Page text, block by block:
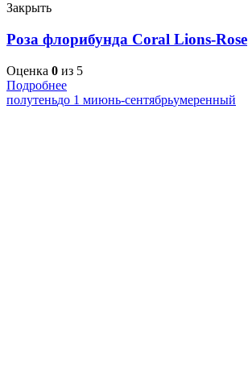
Закрыть
Роза флорибунда Coral Lions-Rose
Оценка 0 из 5
Подробнее
полутеньдо 1 миюнь-сентябрьумеренный